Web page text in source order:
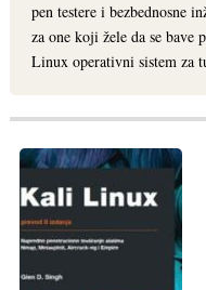
pen testere i bezbednosne
za one koji žele da se
Linux operativni sistem za